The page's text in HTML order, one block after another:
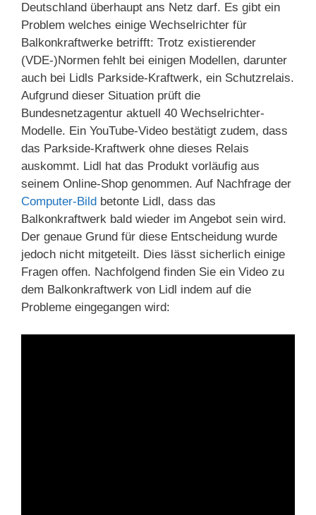
Deutschland überhaupt ans Netz darf. Es gibt ein
Problem welches einige Wechselrichter für
Balkonkraftwerke betrifft: Trotz existierender
(VDE-)Normen fehlt bei einigen Modellen, darunter
auch bei Lidls Parkside-Kraftwerk, ein Schutzrelais.
Aufgrund dieser Situation prüft die
Bundesnetzagentur aktuell 40 Wechselrichter-
Modelle. Ein YouTube-Video bestätigt zudem, dass
das Parkside-Kraftwerk ohne dieses Relais
auskommt. Lidl hat das Produkt vorläufig aus
seinem Online-Shop genommen. Auf Nachfrage der
Computer-Bild betonte Lidl, dass das
Balkonkraftwerk bald wieder im Angebot sein wird.
Der genaue Grund für diese Entscheidung wurde
jedoch nicht mitgeteilt. Dies lässt sicherlich einige
Fragen offen. Nachfolgend finden Sie ein Video zu
dem Balkonkraftwerk von Lidl indem auf die
Probleme eingegangen wird: